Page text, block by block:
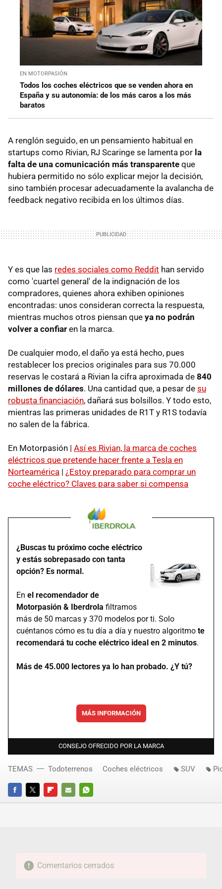
EN MOTORPASIÓN
Todos los coches eléctricos que se venden ahora en
España y su autonomía: de los más caros a los más
baratos
A renglón seguido, en un pensamiento habitual en
startups como Rivian, RJ Scaringe se lamenta por la
falta de una comunicación más transparente que
hubiera permitido no sólo explicar mejor la decisión,
sino también procesar adecuadamente la avalancha de
feedback negativo recibida en los últimos días.
Y es que las redes sociales como Reddit han servido
como 'cuartel general' de la indignación de los
compradores, quienes ahora exhiben opiniones
encontradas: unos consideran correcta la respuesta,
mientras muchos otros piensan que ya no podrán
volver a confiar en la marca.
De cualquier modo, el daño ya está hecho, pues
restablecer los precios originales para sus 70.000
reservas le costará a Rivian la cifra aproximada de 840
millones de dólares. Una cantidad que, a pesar de su
robusta financiación, dañará sus bolsillos. Y todo esto,
mientras las primeras unidades de R1T y R1S todavía
no salen de la fábrica.
En Motorpasión | Así es Rivian, la marca de coches
eléctricos que pretende hacer frente a Tesla en
Norteamérica | ¿Estoy preparado para comprar un
coche eléctrico? Claves para saber si compensa
¿Buscas tu próximo coche eléctrico
y estás sobrepasado con tanta
opción? Es normal.
En el recomendador de
Motorpasión & Iberdrola filtramos
más de 50 marcas y 370 modelos por ti. Solo
cuéntanos cómo es tu día a día y nuestro algoritmo te
recomendará tu coche eléctrico ideal en 2 minutos.
Más de 45.000 lectores ya lo han probado. ¿Y tú?
MÁS INFORMACIÓN
CONSEJO OFRECIDO POR LA MARCA
FACEBOOKTWITTERFLIPBOARD
E-
WHATSAPP
TEMAS Todoterrenos Coches eléctricos SUV
Comentarios cerrados